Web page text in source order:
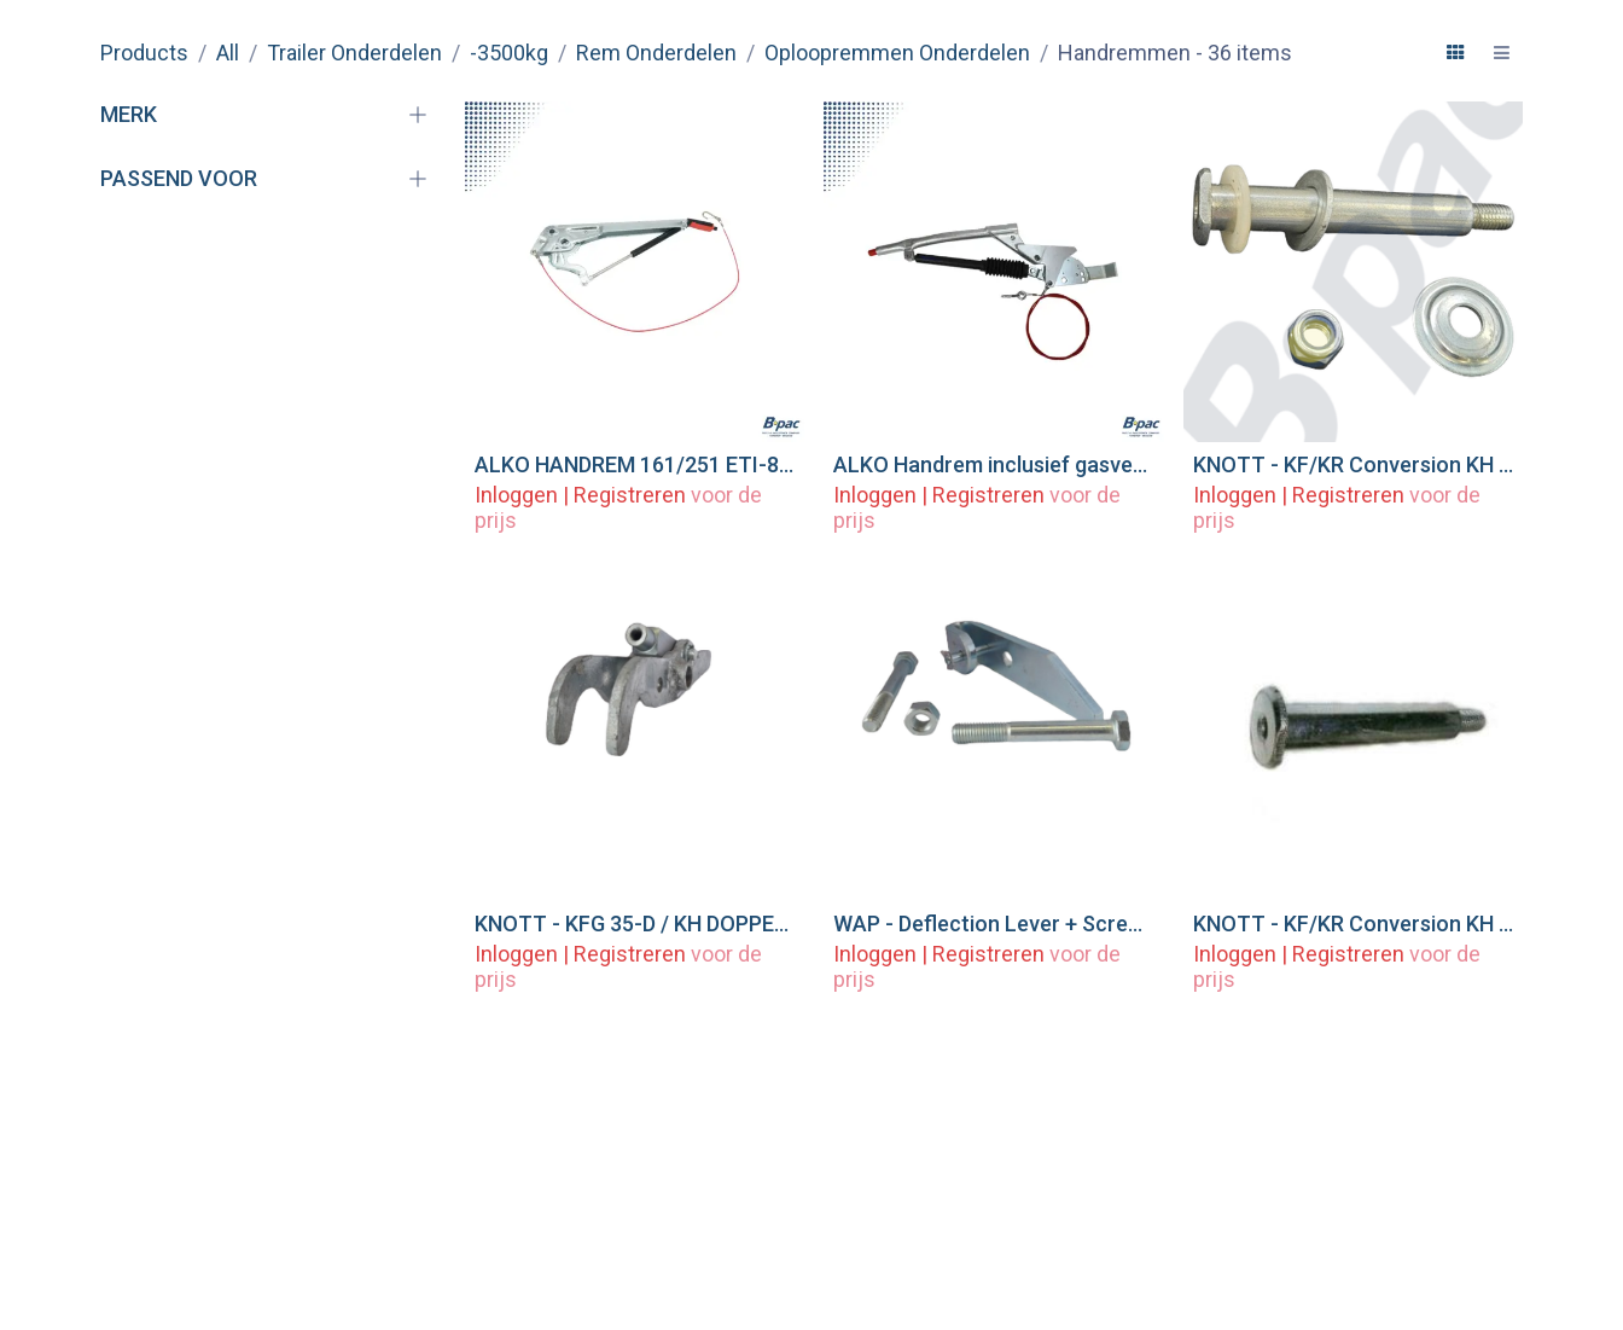
Products All Trailer Onderdelen -3500kg Rem Onderdelen Oploopremmen Onderdelen Handremmen - 36 items
MERK
PASSEND VOOR
Voeg toe aan winkelwagen ALKO HANDREM 161/251 ETI-811023/811025 + GASVEER
Inloggen | Registreren voor de
prijs
Voeg toe aan winkelwagen ALKO Handrem inclusief gasveer | 251/351 VB
Inloggen | Registreren voor de
prijs
Voeg toe aan winkelwagen KNOTT - KF/KR Conversion KH Short Bolt KPL - Handbrake
Inloggen | Registreren voor de
prijs
Voeg toe aan winkelwagen KNOTT - KFG 35-D / KH DOPPELHEBEL 100/31 - M10
Inloggen | Registreren voor de
prijs
Voeg toe aan winkelwagenWAP - Deflection Lever + Screw and Nut
Inloggen | Registreren voor de
prijs
Voeg toe aan winkelwagen KNOTT - KF/KR Conversion KH Bolt / Long - Handbrake #41006094
Inloggen | Registreren voor de
prijs